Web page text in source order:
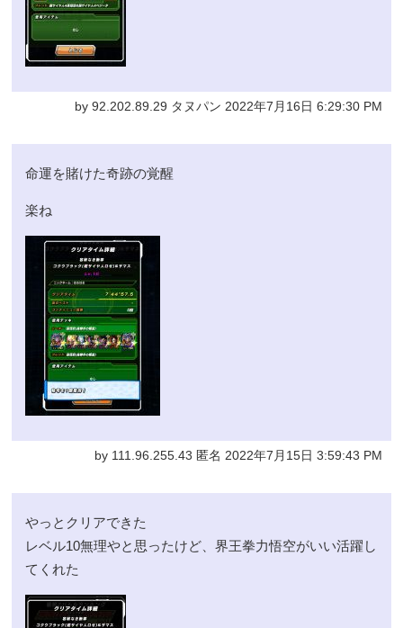
by 92.202.89.29 タヌパン 2022年7月16日 6:29:30 PM
命運を賭けた奇跡の覚醒
楽ね
by 111.96.255.43 匿名 2022年7月15日 3:59:43 PM
やっとクリアできた
レベル10無理やと思ったけど、界王拳力悟空がいい活躍し
てくれた